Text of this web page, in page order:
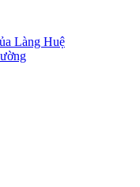
Làng Huệ